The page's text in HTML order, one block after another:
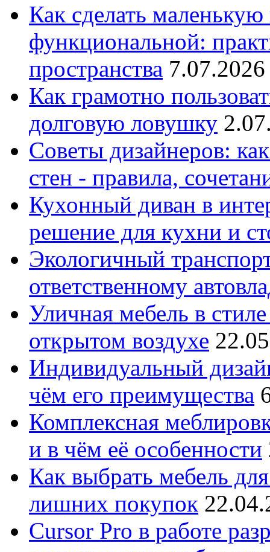
Как сделать
функциональной:
пространства
Как грамотно
долговую ловушку
Советы дизайнеров:
стен - правила,
Кухонный диван в
решение для кухни и
Экологичный
ответственному
Уличная мебель в
открытом воздухе
Индивидуальный
чём его преимущества
Комплексная
и в чём её особенности
Как выбрать мебель
лишних покупок
Cursor Pro в работе